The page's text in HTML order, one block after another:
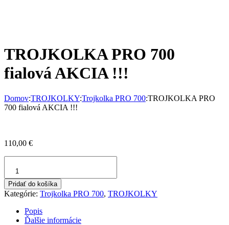
TROJKOLKA PRO 700
fialová AKCIA !!!
Domov:TROJKOLKY:Trojkolka PRO 700:TROJKOLKA PRO
700 fialová AKCIA !!!
110,00 €
TROJKOLKA
PRO
700
fialová
Pridať do košíka
Kategórie: Trojkolka PRO 700, TROJKOLKY
Popis
Ďalšie informácie